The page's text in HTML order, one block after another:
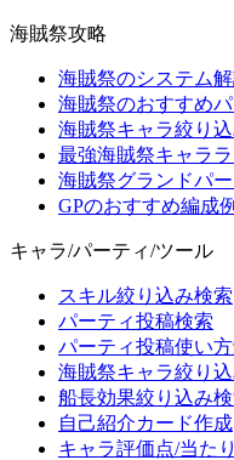
海賊祭攻略
海賊祭のシステム
海賊祭のおすすめ
海賊祭キャラ絞り
最強海賊祭キャラ
海賊祭グランドパ
GPのおすすめ編成例
キャラ/パーティ/ツール
スキル絞り込み検索
パーティ投稿検索
パーティ投稿使い
海賊祭キャラ絞り
船長効果絞り込み
自己紹介カード作成
キャラ評価点/当た